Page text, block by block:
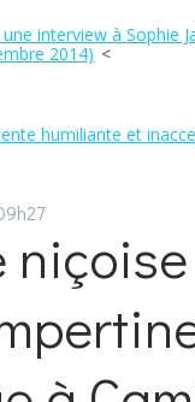
interview à Sophie
2014)
humiliante et